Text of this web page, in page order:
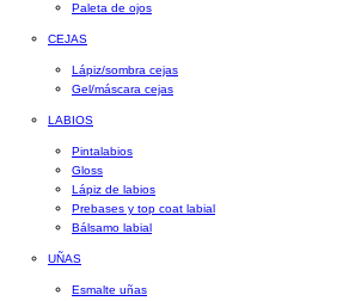
Paleta de ojos
CEJAS
Lápiz/sombra cejas
Gel/máscara cejas
LABIOS
Pintalabios
Gloss
Lápiz de labios
Prebases y top coat labial
Bálsamo labial
UÑAS
Esmalte uñas